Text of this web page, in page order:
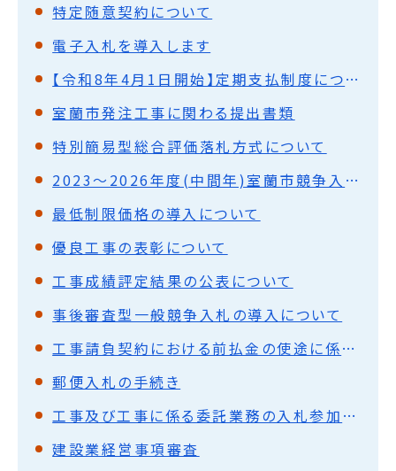
特定随意契約について
電子入札を導入します
【令和8年4月1日開始】定期支払制度について
室蘭市発注工事に関わる提出書類
特別簡易型総合評価落札方式について
2023～2026年度(中間年)室蘭市競争入札参加資格者名簿
最低制限価格の導入について
優良工事の表彰について
工事成績評定結果の公表について
事後審査型一般競争入札の導入について
工事請負契約における前払金の使途に係る特例の恒久化について
郵便入札の手続き
工事及び工事に係る委託業務の入札参加業者の皆さまへ
建設業経営事項審査